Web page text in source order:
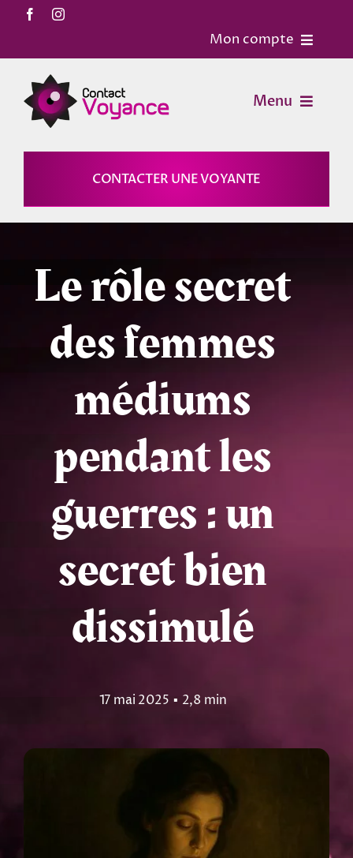
Passer
contenu
Mon compte
Mon Compte
Menu
Voyance
Horoscopes
Magies
Tarots
Blog
CONTACTER UNE VOYANTE
Le rôle secret
des femmes
médiums
pendant les
guerres : un
secret bien
dissimulé
17 mai 2025 ▪ 2,8 min